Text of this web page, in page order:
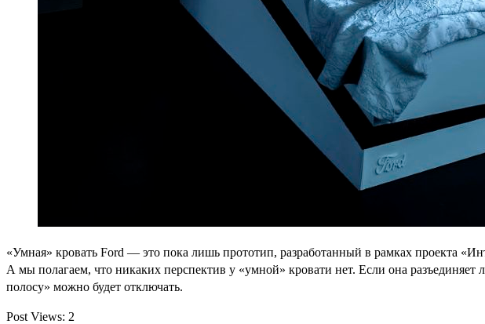
«Умная» кровать Ford — это пока лишь прототип, разработанный в рамках проекта
А мы полагаем, что никаких перспектив у «умной» кровати нет. Если она
полосу» можно будет отключать.
Post Views: 2